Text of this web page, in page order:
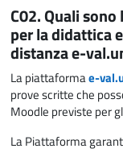
C02. Quali
per la didattica
distanza e-
La piattaformae-
prove scritte che
Moodle previste per
La Piattaforma